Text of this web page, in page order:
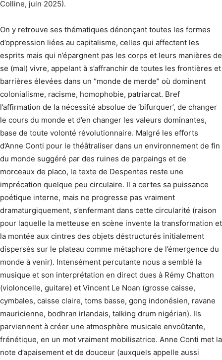
Colline, juin 2025).
On y retrouve ses thématiques dénonçant toutes les formes
d’oppression liées au capitalisme, celles qui affectent les
esprits mais qui n’épargnent pas les corps et leurs manières de
se (mal) vivre, appelant à s’affranchir de toutes les frontières et
barrières élevées dans un “monde de merde” où dominent
colonialisme, racisme, homophobie, patriarcat. Bref
l’affirmation de la nécessité absolue de ‘bifurquer’, de changer
le cours du monde et d’en changer les valeurs dominantes,
base de toute volonté révolutionnaire. Malgré les efforts
d’Anne Conti pour le théâtraliser dans un environnement de fin
du monde suggéré par des ruines de parpaings et de
morceaux de placo, le texte de Despentes reste une
imprécation quelque peu circulaire. Il a certes sa puissance
poétique interne, mais ne progresse pas vraiment
dramaturgiquement, s’enfermant dans cette circularité (raison
pour laquelle la metteuse en scène invente la transformation et
la montée aux cintres des objets déstructurés initialement
dispersés sur le plateau comme métaphore de l’émergence du
monde à venir). Intensément percutante nous a semblé la
musique et son interprétation en direct dues à Rémy Chatton
(violoncelle, guitare) et Vincent Le Noan (grosse caisse,
cymbales, caisse claire, toms basse, gong indonésien, ravane
mauricienne, bodhran irlandais, talking drum nigérian). Ils
parviennent à créer une atmosphère musicale envoûtante,
frénétique, en un mot vraiment mobilisatrice. Anne Conti met la
note d’apaisement et de douceur (auxquels appelle aussi